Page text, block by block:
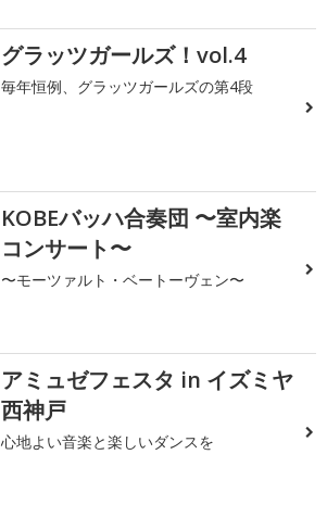
グラッツガールズ！vol.4
毎年恒例、グラッツガールズの第4段
KOBEバッハ合奏団 〜室内楽
コンサート〜
〜モーツァルト・ベートーヴェン〜
アミュゼフェスタ in イズミヤ
西神戸
心地よい音楽と楽しいダンスを